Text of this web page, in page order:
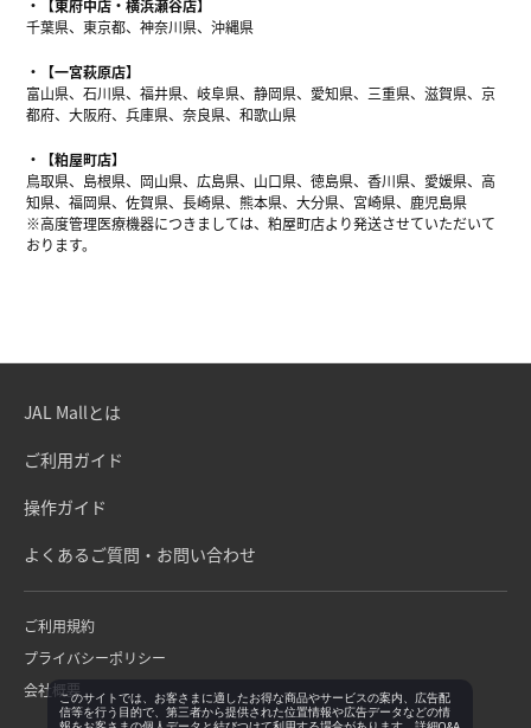
【東府中店・横浜瀬谷店】
千葉県、東京都、神奈川県、沖縄県
【一宮萩原店】
富山県、石川県、福井県、岐阜県、静岡県、愛知県、三重県、滋賀県、京
都府、大阪府、兵庫県、奈良県、和歌山県
【粕屋町店】
鳥取県、島根県、岡山県、広島県、山口県、徳島県、香川県、愛媛県、高
知県、福岡県、佐賀県、長崎県、熊本県、大分県、宮崎県、鹿児島県
※高度管理医療機器につきましては、粕屋町店より発送させていただいて
おります。
JAL Mallとは
ご利用ガイド
操作ガイド
よくあるご質問・お問い合わせ
ご利用規約
プライバシーポリシー
会社概要このサイトでは、お客さまに適したお得な商品やサービスの案内、広告配
信等を行う目的で、第三者から提供された位置情報や広告データなどの情